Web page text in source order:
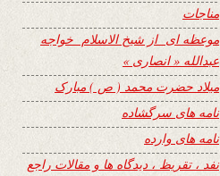
مناجات
موعظه ای از شیخ الاسلام خواجه
عبدالله « انصاری »
میلاد حضرت محمد ( ص ) مبارک
نامه های سرگشاده
نامه های وارده
نفد ، تقریظ ، دیدگاه ها و مقالات راجع